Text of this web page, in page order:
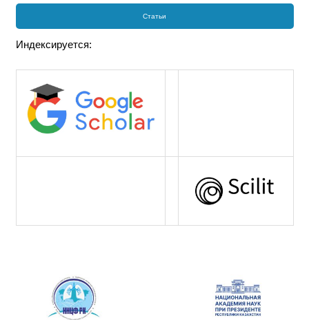
Статьи
Индексируется: